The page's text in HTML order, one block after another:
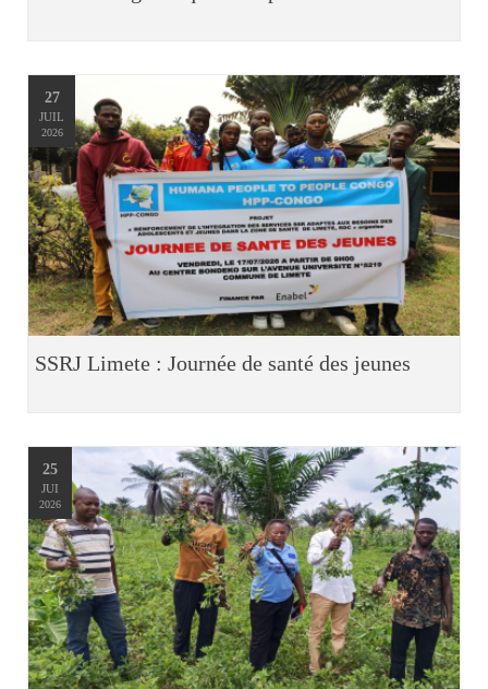
27
JUIL
2026
SSRJ Limete : Journée de santé des jeunes
25
JUI
2026